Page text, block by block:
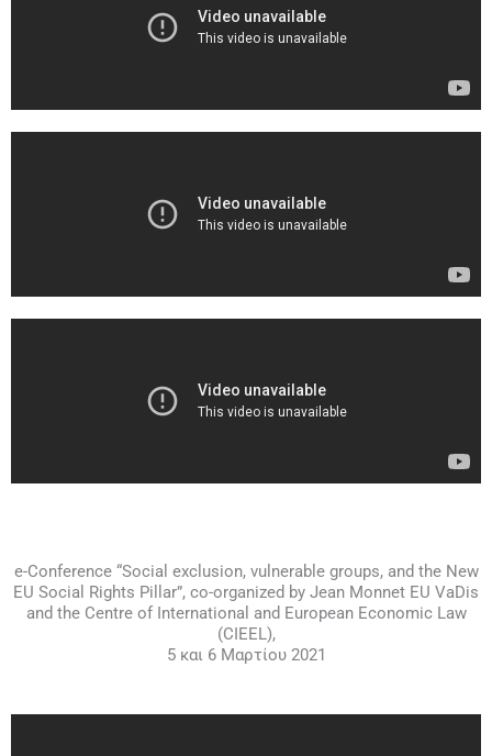
e-Conference “Social exclusion, vulnerable groups, and the New
EU Social Rights Pillar”, co-organized by Jean Monnet EU VaDis
and the Centre of International and European Economic Law
(CIEEL),
5 και 6 Μαρτίου 2021